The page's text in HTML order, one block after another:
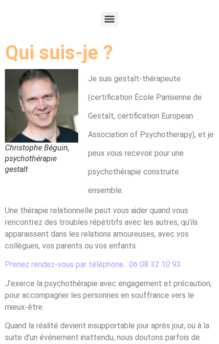
Qui suis-je ?
Christophe Béguin,
psychothérapie
gestalt
Je suis gestalt-thérapeute
(certification École Parisienne de
Gestalt, certification European
Association of Psychotherapy), et je
peux vous recevoir pour une
psychothérapie construite
ensemble.
Une thérapie relationnelle peut vous aider quand vous
rencontrez des troubles répétitifs avec les autres, qu’ils
apparaissent dans les relations amoureuses, avec vos
collègues, vos parents ou vos enfants.
Prenez rendez-vous par téléphone : 06 08 32 10 93
J’exerce la psychothérapie avec engagement et précaution,
pour accompagner les personnes en souffrance vers le
mieux-être.
Quand la réalité devient insupportable jour après jour, ou à la
suite d’un événement inattendu, nous doutons parfois de